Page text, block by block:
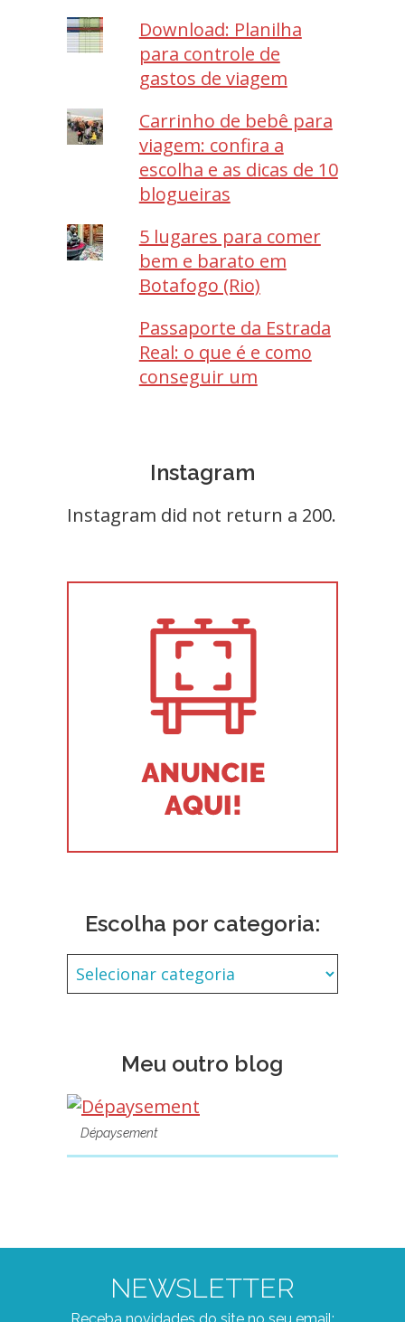
Download: Planilha
para controle de
gastos de viagem
Carrinho de bebê para
viagem: confira a
escolha e as dicas de 10
blogueiras
5 lugares para comer
bem e barato em
Botafogo (Rio)
Passaporte da Estrada
Real: o que é e como
conseguir um
Instagram
Instagram did not return a 200.
Escolha por categoria:
Meu outro blog
Dépaysement
NEWSLETTER